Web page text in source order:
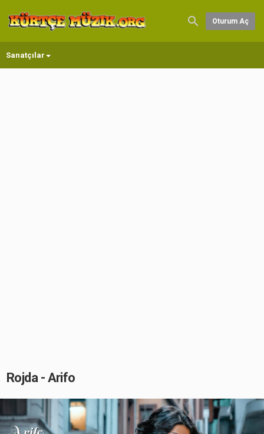
Oturum Aç
Sanatçılar
Rojda - Arifo